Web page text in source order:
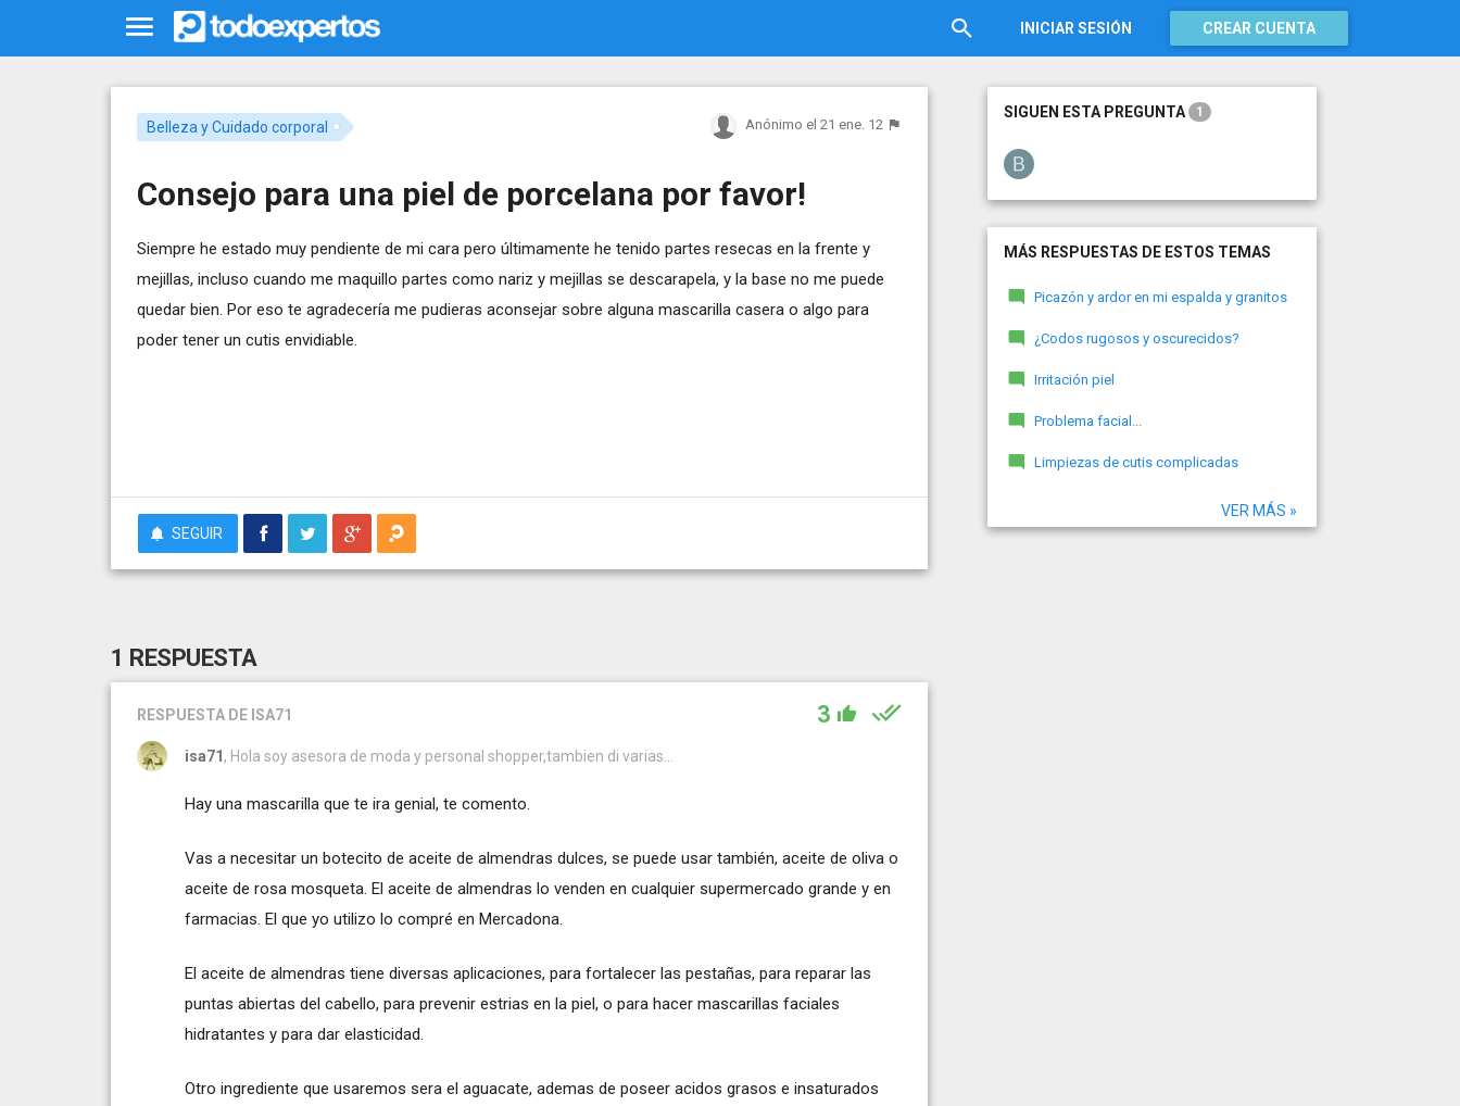
INICIAR SESIÓN CREAR CUENTA
Belleza y Cuidado corporal Anónimo el 21 ene. 12
Consejo para una piel de porcelana por favor!
Siempre he estado muy pendiente de mi cara pero últimamente he tenido partes resecas en la frente y
mejillas, incluso cuando me maquillo partes como nariz y mejillas se descarapela, y la base no me puede
quedar bien. Por eso te agradecería me pudieras aconsejar sobre alguna mascarilla casera o algo para
poder tener un cutis envidiable.
SEGUIR
1 RESPUESTA
RESPUESTA DE ISA71 3
isa71 , Hola soy asesora de moda y personal shopper,tambien di varias...
Hay una mascarilla que te ira genial, te comento.
Vas a necesitar un botecito de aceite de almendras dulces, se puede usar también, aceite de oliva o
aceite de rosa mosqueta. El aceite de almendras lo venden en cualquier supermercado grande y en
farmacias. El que yo utilizo lo compré en Mercadona.
El aceite de almendras tiene diversas aplicaciones, para fortalecer las pestañas, para reparar las
puntas abiertas del cabello, para prevenir estrias en la piel, o para hacer mascarillas faciales
hidratantes y para dar elasticidad.
Otro ingrediente que usaremos sera el aguacate, ademas de poseer acidos grasos e insaturados
SIGUEN ESTA PREGUNTA 1
MÁS RESPUESTAS DE ESTOS TEMAS
Picazón y ardor en mi espalda y granitos
¿Codos rugosos y oscurecidos?
Irritación piel
Problema facial...
Limpiezas de cutis complicadas
VER MÁS »